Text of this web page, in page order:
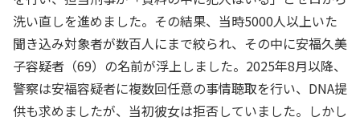
洗い直しを進めました。その結果、当時5000人以上いた
聞き込み対象者が数百人にまで絞られ、その中に安福久美
子容疑者（69）の名前が浮上しました。2025年8月以降、
警察は安福容疑者に複数回任意の事情聴取を行い、DNA提
供も求めましたが、当初彼女は拒否していました。しかし